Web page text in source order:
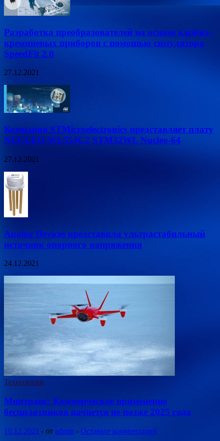
Разработка преобразователей на основе карбид-
кремниевых приборов с помощью симулятора
SpeedFit 2.0
27.12.2021
Компания STMicroelectronics представляет плату
NUCLEO-WL55JC2 STM32WL Nucleo-64
27.12.2021
Analog Devices представила ультрастабильный
источник опорного напряжения
24.12.2021
Технологии
Минтранс: Коммерческое применение
беспилотников начнется не позже 2025 года
10.12.2021 - от admin - Оставьте комментарий